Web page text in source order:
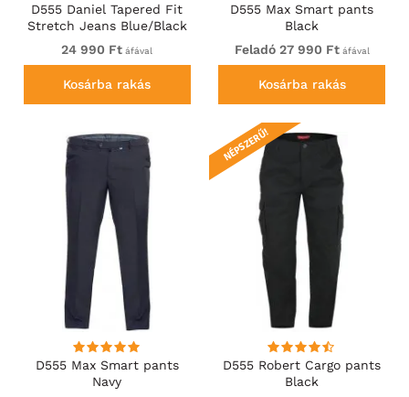
D555 Daniel Tapered Fit
Stretch Jeans Blue/Black
Wash
24 990 Ft áfával
Kosárba rakás
D555 Max Smart pants
Black
Feladó 27 990 Ftáfával
Kosárba rakás
D555 Max Smart pants
Navy
D555 Robert Cargo pants
Black
NÉPSZERŰ!